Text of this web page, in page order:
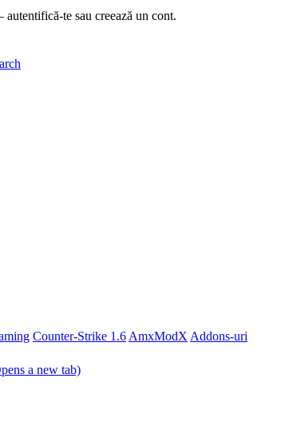
te sau creează un cont.
Counter-Strike 1.6 AmxModX Addons-uri
a new tab)